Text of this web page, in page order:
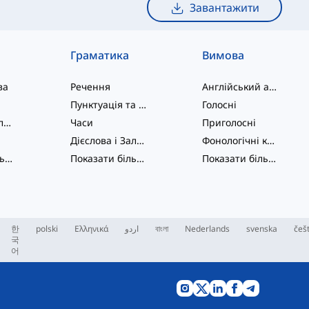
Завантажити
Фразові дієслова
Показати більше
Граматика
Речення
Пунктуація та Орфографія
Часи
Дієслова і Залоги
Показати більше
Вимова
Англійський алфавіт
Голосні
Приголосні
Фонологічні концепції
Показати більше
한
국
어
polski Ελληνικά اردو বাংলা Nederlands svenska